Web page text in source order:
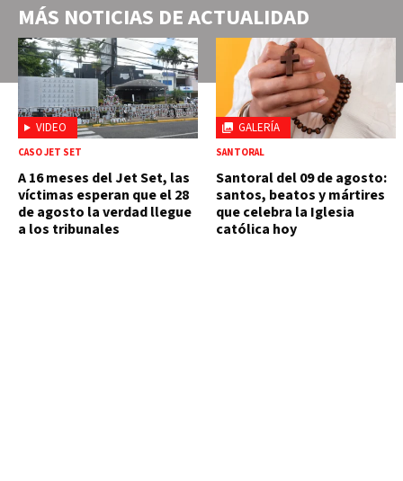
MÁS NOTICIAS DEACTUALIDAD
VIDEO
CASO JET SET
A 16 meses del Jet Set, las
víctimas esperan que el 28
de agosto la verdad llegue
a los tribunales
GALERÍA
SANTORAL
Santoral del 09 de agosto:
santos, beatos y mártires
que celebra la Iglesia
católica hoy